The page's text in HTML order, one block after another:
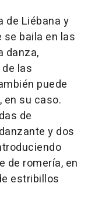
de Liébana y
se baila en las
danza,
las
puede
en su caso.
de
y dos
de romería, en
estribillos